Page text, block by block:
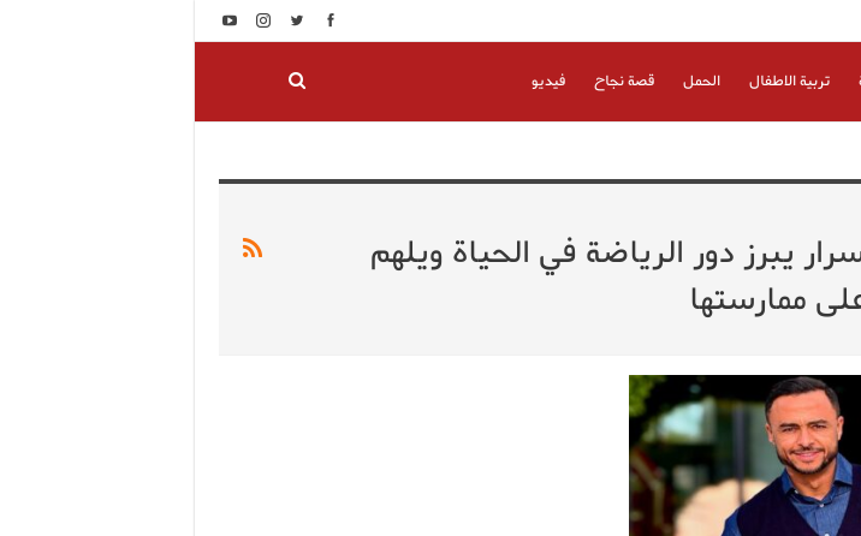
تربية الاطفال الحمل قصة نجاح فيديو
يبرز دور الرياضة في الحياة ويلهم
ممارستها